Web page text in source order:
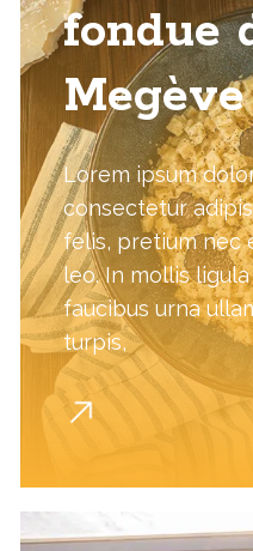
fondue
Megève
Lorem ipsum
consectetur
felis, pretium nec
leo. In mollis
faucibus urna
turpis,